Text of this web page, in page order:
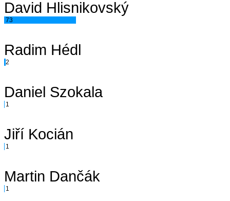
David Hlisnikovský
73
Radim Hédl
2
Daniel Szokala
1
Jiří Kocián
1
Martin Dančák
1